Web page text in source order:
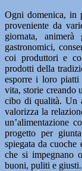
Ogni domenica, in
proveniente da
giornata,
gastronomici,
coi produttori e
prodotti della
esporre i loro
vita, storie creando
cibo di qualità. Un
valorizza la
un’alimentazione
progetto per
spiegata da
che si impegnano
buoni, puliti e giusti.